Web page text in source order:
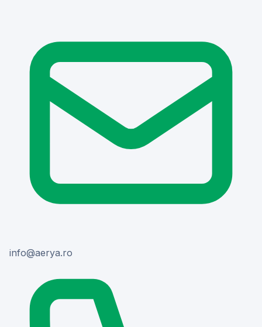
or.ayrea@ofni